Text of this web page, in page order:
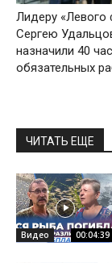
Лидеру «Левого
Сергею
назначили 40
обязательных
ЧИТАТЬ ЕЩЕ
Видео 00:04:39